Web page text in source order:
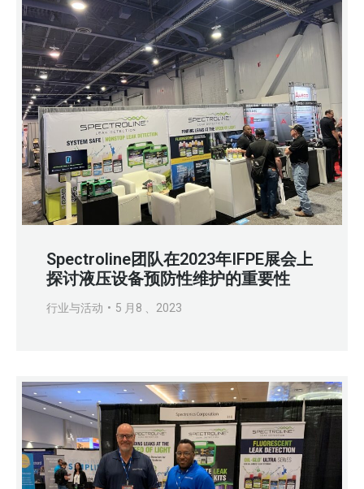
Spectroline团队在2023年IFPE展会上
探讨液压设备预防性维护的重要性
行业与活动 5 月8 、2023